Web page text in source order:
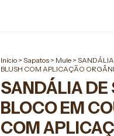
Início > Sapatos > Mule > SANDÁLIA
BLUSH COM APLICAÇÃO
SANDÁLIA DE
BLOCO EM
COM